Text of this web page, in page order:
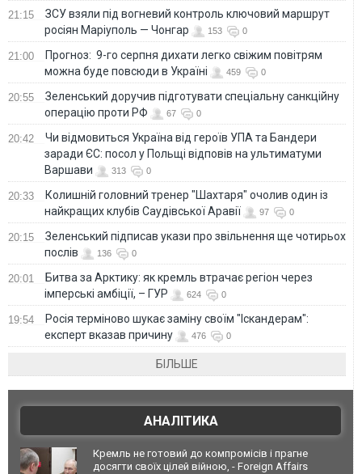
21:15
ЗСУ взяли під вогневий контроль ключовий маршрут
росіян Маріуполь — Чонгар
153 0
21:00
Прогноз: 9-го серпня дихати легко свіжим повітрям
можна буде повсюди в Україні
459 0
20:55
Зеленський доручив підготувати спеціальну санкційну
операцію проти РФ
67 0
20:42
Чи відмовиться Україна від героїв УПА та Бандери
заради ЄС: посол у Польщі відповів на ультиматуми
Варшави
313 0
20:33
Колишній головний тренер "Шахтаря" очолив один із
найкращих клубів Саудівської Аравії
97 0
20:15
Зеленський підписав укази про звільнення ще чотирьох
послів
136 0
20:01
Битва за Арктику: як кремль втрачає регіон через
імперські амбіції, – ГУР
624 0
19:54
Росія терміново шукає заміну своїм "Іскандерам":
експерт вказав причину
476 0
БІЛЬШЕ
АНАЛІТИКА
Кремль не готовий до компромісів і прагне
досягти своїх цілей війною, - Foreign Affairs